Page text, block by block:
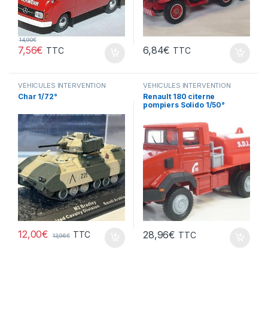
7,56€
14,90€
TTC 6,84€ TTC
VÉHICULES INTERVENTION
(gendarmerie, pompiers, police,
ambulance..)
Char 1/72°
12,00€ 13,96€ TTC
VÉHICULES INTERVENTION
(gendarmerie, pompiers, police,
ambulance..)
Renault 180 citerne
pompiers Solido 1/50°
28,96€ TTC